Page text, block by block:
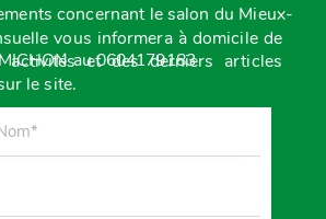
concernant le salon du Mieux-
au 0604179183
vous informera à domicile de
activités et des derniers articles
le site.